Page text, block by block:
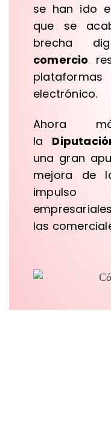
se han ido
que se
brecha
comercio
electrónico.
Ahora
la
una gran
mejora de
las